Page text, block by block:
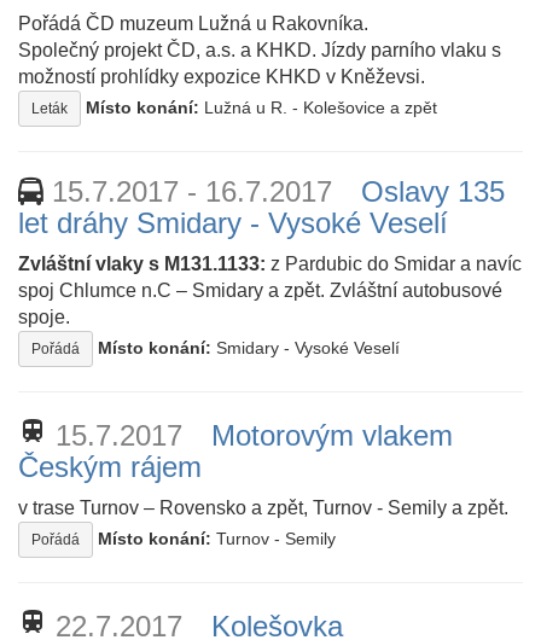
Pořádá ČD muzeum Lužná u Rakovníka.
Společný projekt ČD, a.s. a KHKD. Jízdy parního vlaku s
možností prohlídky expozice KHKD v Kněževsi.
Leták Místo konání: Lužná u R. - Kolešovice a zpět
15.7.2017 - 16.7.2017
Oslavy 135
let dráhy Smidary - Vysoké Veselí
Zvláštní vlaky s M131.1133: z Pardubic do Smidar a navíc
spoj Chlumce n.C – Smidary a zpět. Zvláštní autobusové
spoje.
Pořádá Místo konání: Smidary - Vysoké Veselí
train 15.7.2017
Motorovým vlakem
Českým rájem
v trase Turnov – Rovensko a zpět, Turnov - Semily a zpět.
Pořádá Místo konání: Turnov - Semily
train 22.7.2017 Kolešovka